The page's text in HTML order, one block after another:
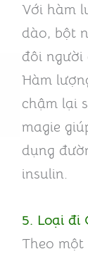
Với hàm
dào, bột
đôi người
Hàm
chậm lại
magie
dụng
insulin.
5. Loại đi
Theo